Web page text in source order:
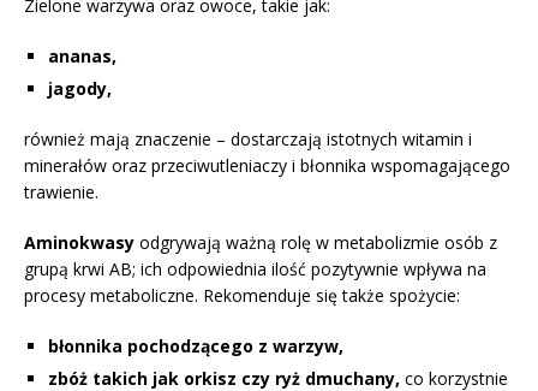
Zielone warzywa oraz owoce, takie jak:
ananas,
jagody,
również mają znaczenie – dostarczają istotnych witamin i
minerałów oraz przeciwutleniaczy i błonnika wspomagającego
trawienie.
Aminokwasy odgrywają ważną rolę w metabolizmie osób z
grupą krwi AB; ich odpowiednia ilość pozytywnie wpływa na
procesy metaboliczne. Rekomenduje się także spożycie:
błonnika pochodzącego z warzyw,
zbóż takich jak orkisz czy ryż dmuchany, co korzystnie